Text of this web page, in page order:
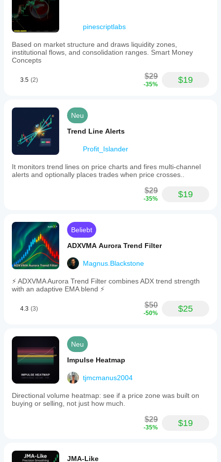
pinescriptlabs
Based on market structure and draws liquidity zones,
institutional flows, and consolidation ranges. Smart Money
Concepts
3.5 (2) $29
-35% $19
Neu
Trend Line Alerts
Profit_Islander
It monitors trend lines on price charts and fires multi-channel
alerts and optionally places trades when price crosses..
$29
-35% $19
Beliebt
ADXVMA Aurora Trend Filter
Magnus.Blackstone
⚡ ADXVMA Aurora Trend Filter combines ADX trend strength
with an adaptive EMA blend ⚡
4.3 (3) $50
-50% $25
Neu
Impulse Heatmap
tjmcmanus2004
Directional volume heatmap: see if a price zone was built on
buying or selling, not just how much.
$29
-35% $19
JMA-Like